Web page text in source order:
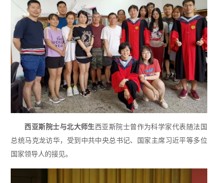
西亚斯院士与北大师生西亚斯院士曾作为科学家代表随法国
总统马克龙访华，受到中共中央总书记、国家主席习近平等多位
国家领导人的接见。